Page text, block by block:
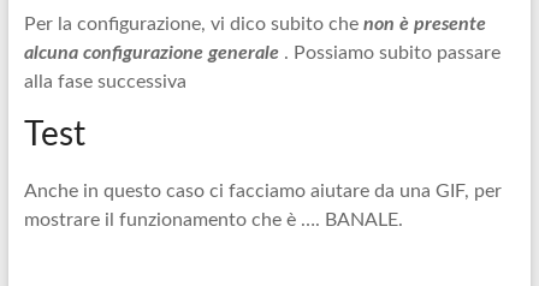
Per la configurazione, vi dico subito che non è presente
alcuna configurazione generale . Possiamo subito passare
alla fase successiva
Test
Anche in questo caso ci facciamo aiutare da una GIF, per
mostrare il funzionamento che è …. BANALE.